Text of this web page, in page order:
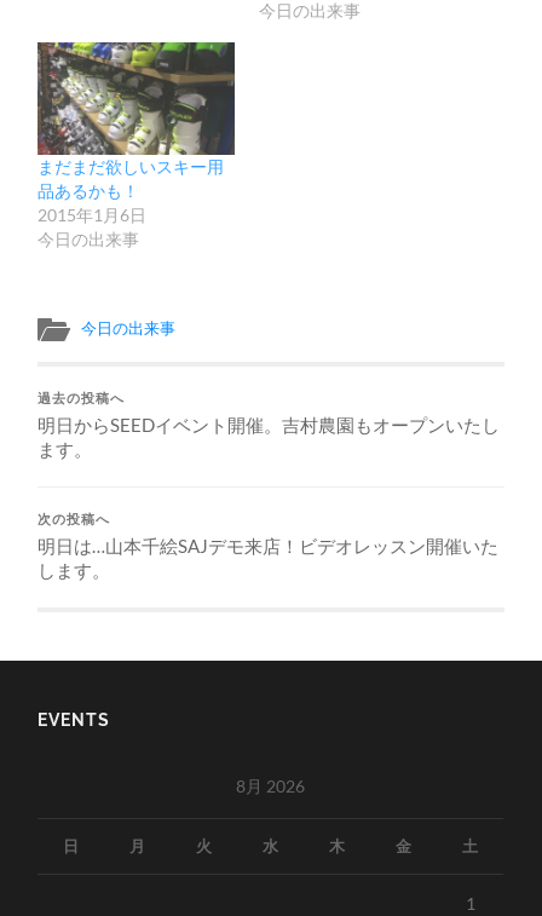
今日の出来事
まだまだ欲しいスキー用
品あるかも！
2015年1月6日
今日の出来事
今日の出来事
過去の投稿へ
明日からSEEDイベント開催。吉村農園もオープンいたし
ます。
次の投稿へ
明日は…山本千絵SAJデモ来店！ビデオレッスン開催いた
します。
EVENTS
8月 2026
日 月 火 水 木 金 土
1